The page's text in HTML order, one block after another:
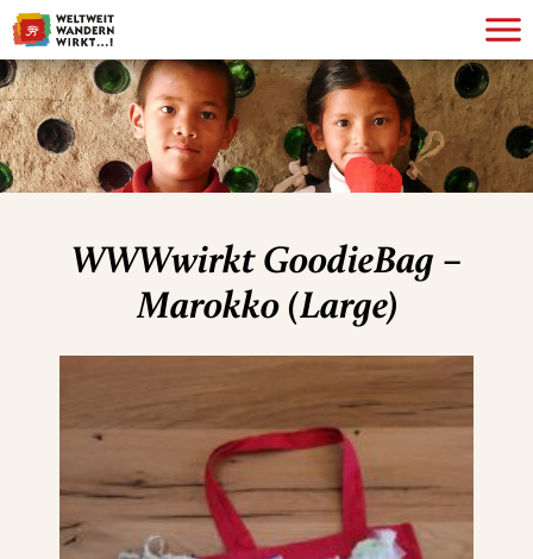
WWWwirkt GoodieBag –
Marokko (Large)